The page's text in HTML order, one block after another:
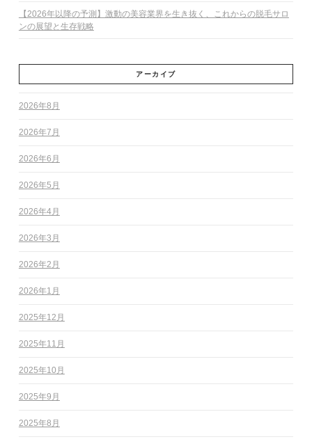
【2026年以降の予測】激動の美容業界を生き抜く、これからの脱毛サロ
ンの展望と生存戦略
アーカイブ
2026年8月
2026年7月
2026年6月
2026年5月
2026年4月
2026年3月
2026年2月
2026年1月
2025年12月
2025年11月
2025年10月
2025年9月
2025年8月